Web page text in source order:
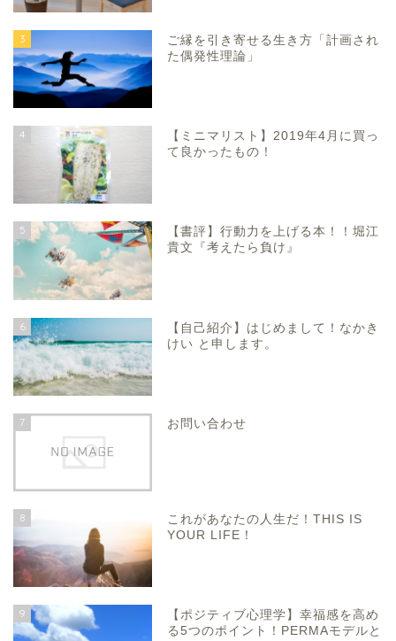
3
ご縁を引き寄せる生き方「計画され
た偶発性理論」
4
【ミニマリスト】2019年4月に買っ
て良かったもの！
5
【書評】行動力を上げる本！！堀江
貴文『考えたら負け』
6
【自己紹介】はじめまして！なかき
けい と申します。
7 お問い合わせ
8
これがあなたの人生だ！THIS IS
YOUR LIFE！
9
【ポジティブ心理学】幸福感を高め
る5つのポイント！PERMAモデルと